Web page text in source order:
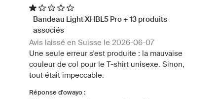
Bandeau Light XHBL5 Pro + 13 produits
associés
Avis laissé en Suisse le 2026-06-07
Une seule erreur s'est produite : la mauvaise
couleur de col pour le T-shirt unisexe. Sinon,
tout était impeccable.
Réponse d'owayo :